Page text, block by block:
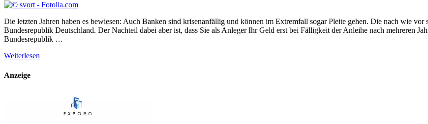
Die letzten Jahren haben es bewiesen: Auch Banken sind krisenanfällig und können im Extremfall sogar Pleite gehen. Die nach wie
Bundesrepublik Deutschland. Der Nachteil dabei aber ist, dass Sie als Anleger Ihr Geld erst bei Fälligkeit der Anleihe nach mehreren
Bundesrepublik …
Weiterlesen
Anzeige